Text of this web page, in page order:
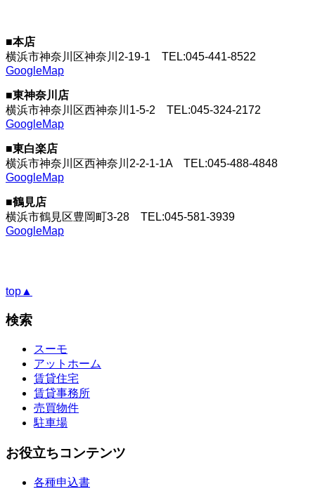
■本店
横浜市神奈川区神奈川2-19-1 TEL:045-441-8522
GoogleMap
■東神奈川店
横浜市神奈川区西神奈川1-5-2 TEL:045-324-2172
GoogleMap
■東白楽店
横浜市神奈川区西神奈川2-2-1-1A TEL:045-488-4848
GoogleMap
■鶴見店
横浜市鶴見区豊岡町3-28 TEL:045-581-3939
GoogleMap
top▲
検索
スーモ
アットホーム
賃貸住宅
賃貸事務所
売買物件
駐車場
お役立ちコンテンツ
各種申込書